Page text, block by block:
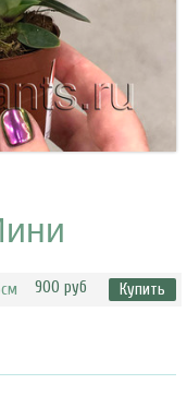
900 руб Купить